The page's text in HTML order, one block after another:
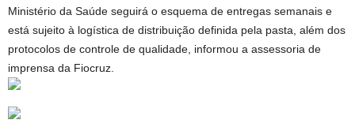
Ministério da Saúde seguirá o esquema de entregas semanais e
está sujeito à logística de distribuição definida pela pasta, além dos
protocolos de controle de qualidade, informou a assessoria de
imprensa da Fiocruz.